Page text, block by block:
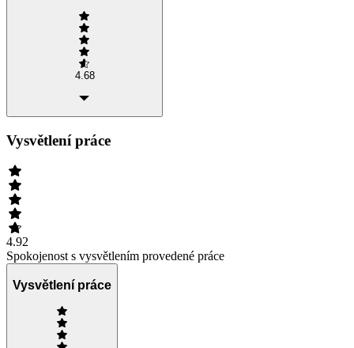
4.68
Vysvětlení práce
4.92
Spokojenost s vysvětlením provedené práce
Vysvětlení práce